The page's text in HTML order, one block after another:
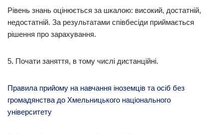
Рівень знань оцінюється за шкалою: високий, достатній,
недостатній. За результатами співбесіди приймається
рішення про зарахування.
5. Почати заняття, в тому числі дистанційні.
Правила прийому на навчання іноземців та осіб без
громадянства до Хмельницького національного
університету